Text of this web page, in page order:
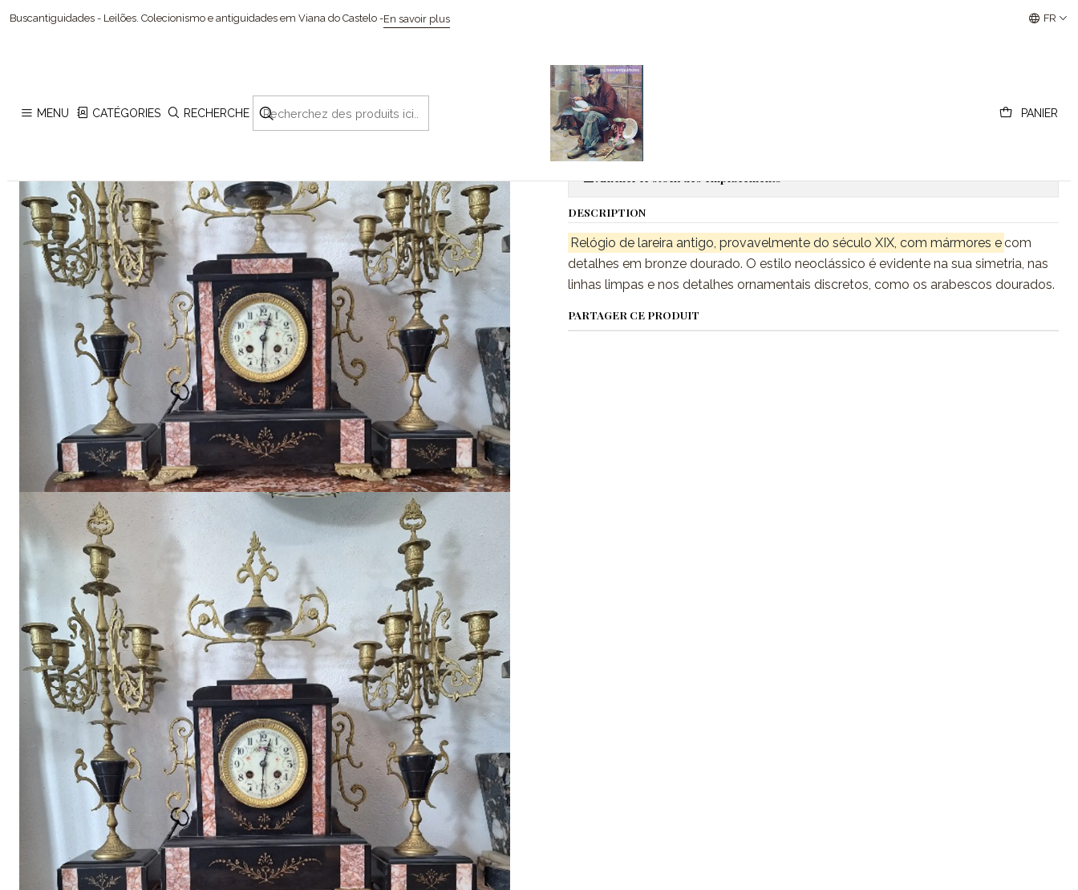
MENU CATÉGORIES RECHERCHE PANIER
Buscantiguidades - Leilões. Colecionismo e antiguidades em Viana do Castelo -En savoir plus Buscantiguidades - Leilões Colecionismo e FR
Accueil
Relógio de Lareira neoclássico.
Quantité
Afficher le stock des emplacements
DESCRIPTION
Relógio de lareira antigo, provavelmente do século XIX, com mármores ecom
detalhes em bronze dourado. O estilo neoclássico é evidente na sua simetria, nas
linhas limpas e nos detalhes ornamentais discretos, como os arabescos dourados.
PARTAGER CE PRODUIT